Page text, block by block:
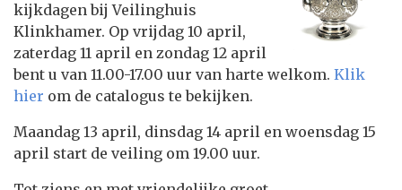
kijkdagen bij Veilinghuis
Klinkhamer. Op vrijdag 10 april,
zaterdag 11 april en zondag 12 april
bent u van 11.00-17.00 uur van harte welkom. Klik
hier om de catalogus te bekijken.
Maandag 13 april, dinsdag 14 april en woensdag 15
april start de veiling om 19.00 uur.